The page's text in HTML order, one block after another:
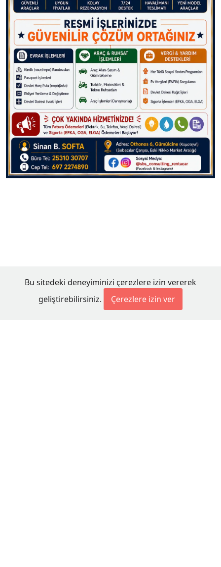
Bu sitedeki deneyiminizi çerezlere izin vererek
geliştirebilirsiniz.
Çerezlere izin ver